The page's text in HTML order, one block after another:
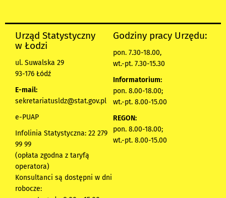
Urząd Statystyczny
w Łodzi
ul. Suwalska 29
93-176 Łódź
E-mail:
sekretariatusldz@stat.gov.pl
e-PUAP
Infolinia Statystyczna: 22 279
99 99
(opłata zgodna z taryfą
operatora)
Konsultanci są dostępni w dni
robocze:
Godziny pracy Urzędu:
pon. 7.30-18.00,
wt.-pt. 7.30-15.30
Informatorium:
pon. 8.00-18.00;
wt.-pt. 8.00-15.00
REGON:
pon. 8.00-18.00;
wt.-pt. 8.00-15.00